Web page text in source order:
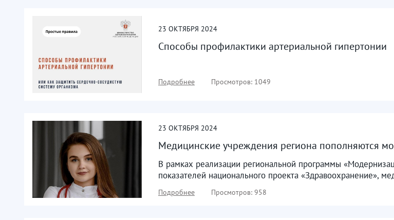
23 ОКТЯБРЯ 2024
Способы профилактики артериальной гипертонии
Подробнее Просмотров: 1049
23 ОКТЯБРЯ 2024
Медицинские учреждения региона пополняются
В рамках реализации региональной программы
показателей национального проекта «Здравоохранение»,
Подробнее Просмотров: 958